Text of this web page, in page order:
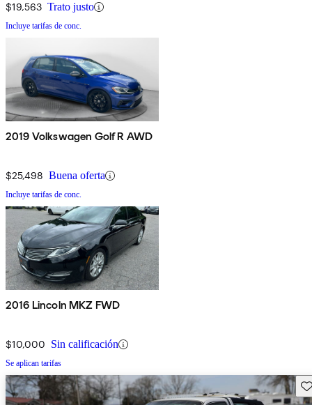
$19,563 Trato justo
Incluye tarifas de conc.
2019 Volkswagen Golf R AWD
$25,498 Buena oferta
Incluye tarifas de conc.
2016 Lincoln MKZ FWD
$10,000 Sin calificación
Se aplican tarifas